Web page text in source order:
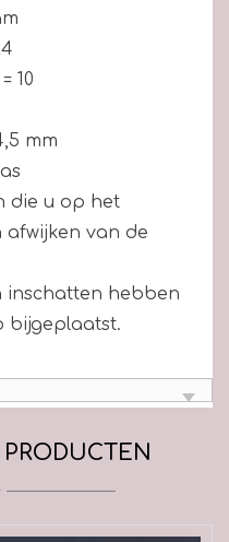
10
mm
die u op het
afwijken van de
inschatten hebben
bijgeplaatst.
PRODUCTEN